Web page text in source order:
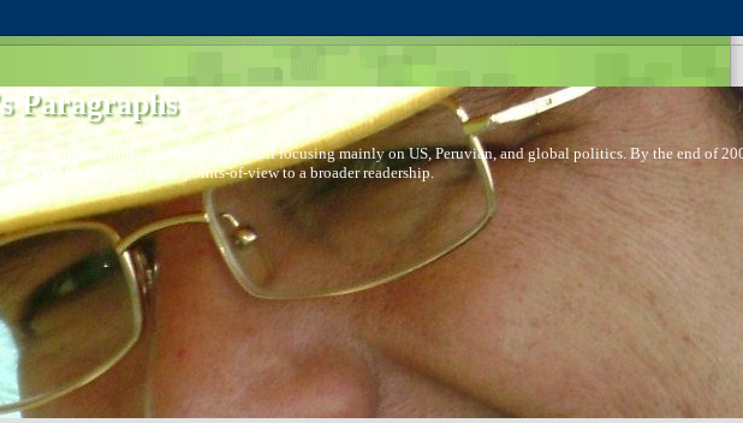
Paragraphs
I started to distribute comments via email focusing mainly on US, Peruvian, and global politics. By the end of
decided to bring out those points-of-view to a broader readership.